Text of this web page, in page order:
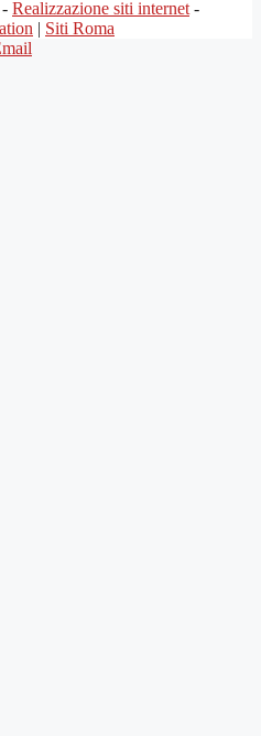
Realizzazione siti internet -
| Siti Roma